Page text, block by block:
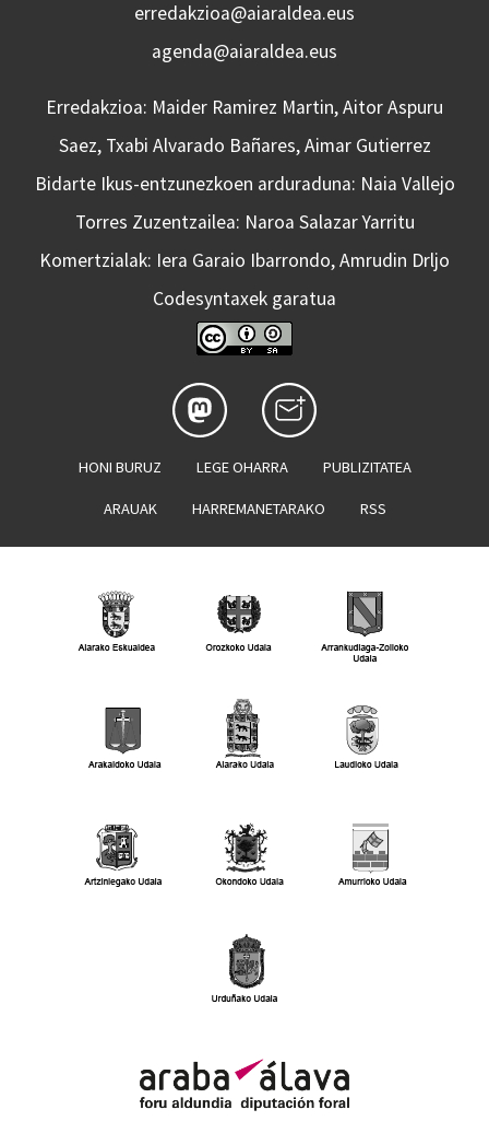
erredakzioa@aiaraldea.eus
agenda@aiaraldea.eus
Erredakzioa: Maider Ramirez Martin, Aitor Aspuru
Saez, Txabi Alvarado Bañares, Aimar Gutierrez
Bidarte Ikus-entzunezkoen arduraduna: Naia Vallejo
Torres Zuzentzailea: Naroa Salazar Yarritu
Komertzialak: Iera Garaio Ibarrondo, Amrudin Drljo
Codesyntaxek garatua
HONI BURUZ LEGE OHARRA PUBLIZITATEA
ARAUAK HARREMANETARAKO RSS